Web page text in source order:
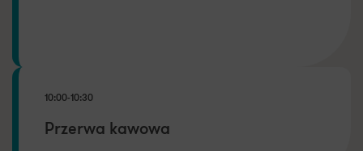
10:00-10:30
Przerwa kawowa